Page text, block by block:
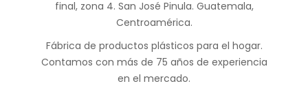
final, zona 4. San José Pinula. Guatemala,
Centroamérica.
Fábrica de productos plásticos para el hogar.
Contamos con más de 75 años de experiencia
en el mercado.